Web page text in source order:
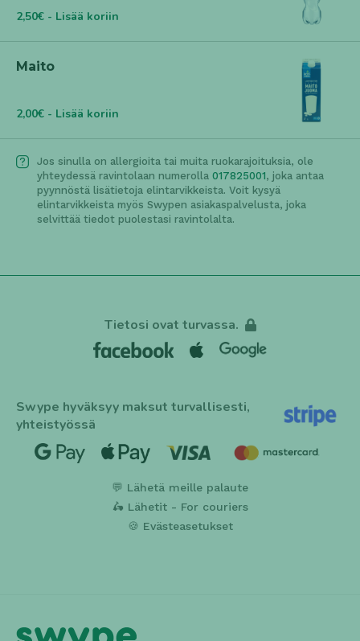
2,50€ - Lisää koriin
Maito
2,00€ - Lisää koriin
Jos sinulla on allergioita tai muita ruokarajoituksia, ole
yhteydessä ravintolaan numerolla 017825001, joka antaa
pyynnöstä lisätietoja elintarvikkeista. Voit kysyä
elintarvikkeista myös Swypen asiakaspalvelusta, joka
selvittää tiedot puolestasi ravintolalta.
Tietosi ovat turvassa.
Swype hyväksyy maksut turvallisesti,
yhteistyössä
💬 Lähetä meille palaute
🛵 Lähetit - For couriers
🍪 Evästeasetukset